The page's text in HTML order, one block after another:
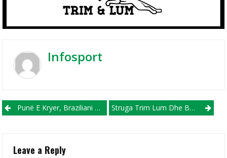
Infosport
Post navigation
Punë E Kryer, Braziliani Rafael Do Të Veshë Fanellën E Shkëndijës! Struga Trim Lum Dhe Besmir Bojku Vazhdojnë Bashkëpunimin
Leave a Reply